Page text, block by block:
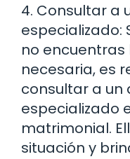
4. Consultar a
especializado:
no
necesaria, es
consultar a un
especializado
matrimonial.
situación y